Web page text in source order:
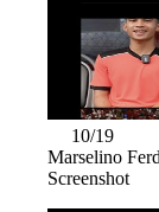
10/19
Marselino
Screenshot